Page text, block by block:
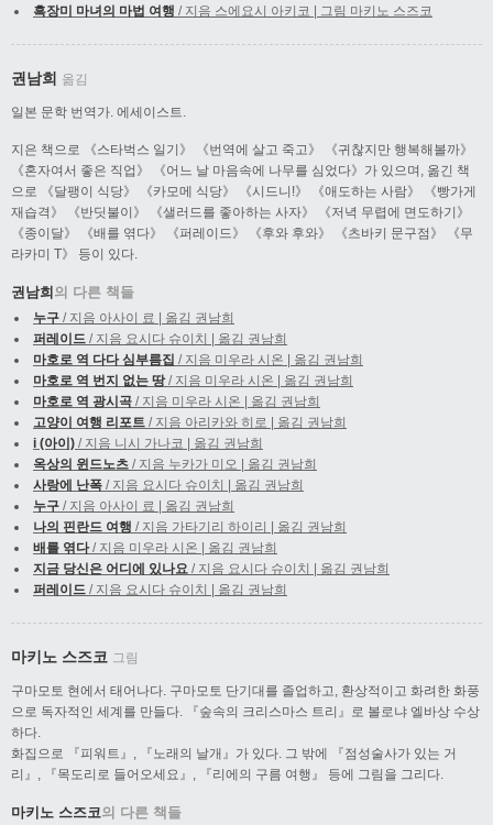
흑장미 마녀의 마법 여행 / 지음 스에요시 아키코 | 그림 마키노 스즈코
권남희 옮김
일본 문학 번역가. 에세이스트.
지은 책으로 《스타벅스 일기》 《번역에 살고 죽고》 《귀찮지만 행복해볼까》
《혼자여서 좋은 직업》 《어느 날 마음속에 나무를 심었다》가 있으며, 옮긴 책
으로 《달팽이 식당》 《카모메 식당》 《시드니!》 《애도하는 사람》 《빵가게
재습격》 《반딧불이》 《샐러드를 좋아하는 사자》 《저녁 무렵에 면도하기》
《종이달》 《배를 엮다》 《퍼레이드》 《후와 후와》 《츠바키 문구점》 《무
라카미 T》 등이 있다.
권남희의 다른 책들
누구 / 지음 아사이 료 | 옮김 권남희
퍼레이드 / 지음 요시다 슈이치 | 옮김 권남희
마호로 역 다다 심부름집 / 지음 미우라 시온 | 옮김 권남희
마호로 역 번지 없는 땅/ 지음 미우라 시온 | 옮김 권남희
마호로 역 광시곡 / 지음 미우라 시온 | 옮김 권남희
고양이 여행 리포트 / 지음 아리카와 히로 | 옮김 권남희
i (아이) / 지음 니시 가나코 | 옮김 권남희
옥상의 윈드노츠 / 지음 누카가 미오 | 옮김 권남희
사랑에 난폭 / 지음 요시다 슈이치 | 옮김 권남희
누구 / 지음 아사이 료 | 옮김 권남희
나의 핀란드 여행 / 지음 가타기리 하이리 | 옮김 권남희
배를 엮다/ 지음 미우라 시온 | 옮김 권남희
지금 당신은 어디에 있나요 / 지음 요시다 슈이치 | 옮김 권남희
퍼레이드 / 지음 요시다 슈이치 | 옮김 권남희
마키노 스즈코 그림
구마모토 현에서 태어나다. 구마모토 단기대를 졸업하고, 환상적이고 화려한 화풍
으로 독자적인 세계를 만들다. 『숲속의 크리스마스 트리』로 볼로냐 엘바상 수상
하다.
화집으로 『피워트』, 『노래의 날개』가 있다. 그 밖에 『점성술사가 있는 거
리』, 『목도리로 들어오세요』, 『리에의 구름 여행』 등에 그림을 그리다.
마키노 스즈코의 다른 책들